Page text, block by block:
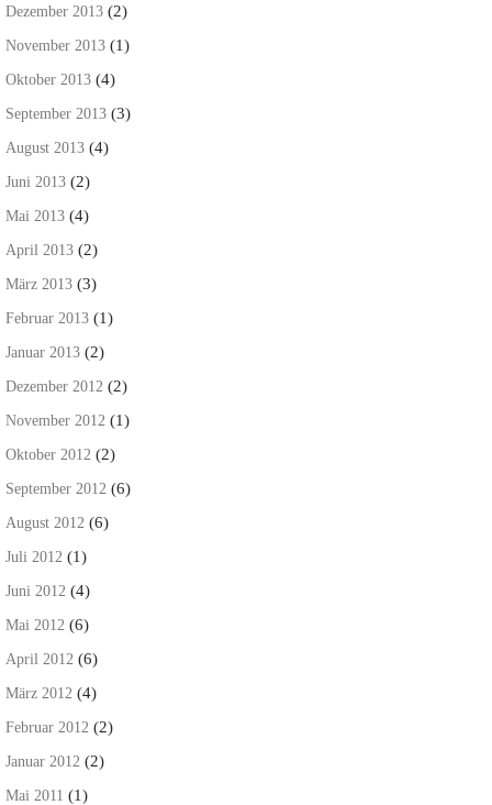
Dezember 2013 (2)
November 2013 (1)
Oktober 2013 (4)
September 2013 (3)
August 2013 (4)
Juni 2013 (2)
Mai 2013 (4)
April 2013 (2)
März 2013 (3)
Februar 2013 (1)
Januar 2013 (2)
Dezember 2012 (2)
November 2012 (1)
Oktober 2012 (2)
September 2012 (6)
August 2012 (6)
Juli 2012 (1)
Juni 2012 (4)
Mai 2012 (6)
April 2012 (6)
März 2012 (4)
Februar 2012 (2)
Januar 2012 (2)
Mai 2011 (1)